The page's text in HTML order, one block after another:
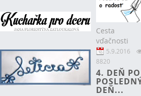
Cesta
vďačnosti
5.9.2016
8820
4. DEŇ
DEŇ...